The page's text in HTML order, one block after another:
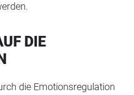
DIE
die Emotionsregulation